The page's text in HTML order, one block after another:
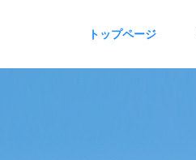
トップページ